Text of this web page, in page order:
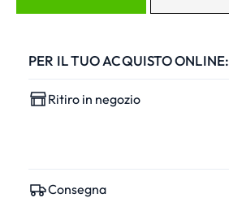
PER IL TUO ACQUISTO ONLINE:
Ritiro in negozio
Consegna